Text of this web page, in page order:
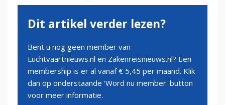
Dit artikel verder lezen?
Bent u nog geen member van
Luchtvaartnieuws.nl en Zakenreisnieuws.nl? Een
membership is er al vanaf € 5,45 per maand. Klik
dan op onderstaande 'Word nu member' button
voor meer informatie.